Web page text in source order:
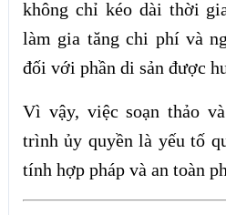
không chỉ kéo dài thời
làm gia tăng chi phí và
đối với phần di sản được
Vì vậy, việc soạn thảo
trình ủy quyền là yếu tố
tính hợp pháp và an toàn